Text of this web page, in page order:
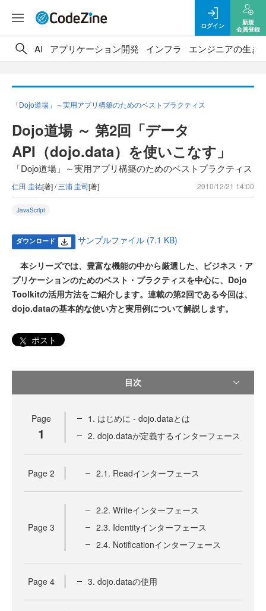
ログイン
新規
会員登録
AI アプリケーション開発 インフラ エンジニアの生き
「Dojo道場」～実用アプリ構築のためのベストプラクティス
Dojo道場 ～ 第2回「データ
API（dojo.data）を使いこなす」
「Dojo道場」～実用アプリ構築のためのベストプラクティス
仁田 圭祐[著] /三浦 圭司[著] 2010/12/21 14:00
JavaScript
ダウンロード サンプルファイル (7.1 KB)
本シリーズでは、豊富な機能の中から厳選した、ビジネス・ア
プリケーションのためのベスト・プラクティスを中心に、Dojo
Toolkitの活用方法をご紹介します。連載の第2回である今回は、
dojo.dataの基本的な使い方と実用例について解説します。
ポスト
目次
Page
1
1. はじめに - dojo.dataとは
2. dojo.dataが定義するインターフェース
Page 2 2.1. Readインターフェース
Page 3
2.2. Writeインターフェース
2.3. Identityインターフェース
2.4. Notificationインターフェース
Page 4 3. dojo.dataの使用